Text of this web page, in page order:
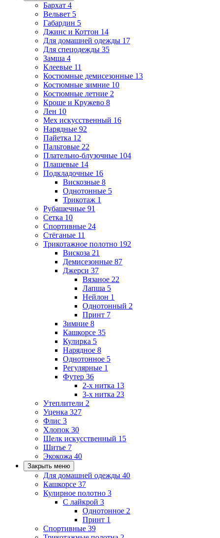
Бархат 4
Вельвет 5
Габардин 5
Джинс и Коттон 14
Для домашней одежды 17
Для спецодежды 35
Замша 4
Клеевые 11
Костюмные демисезонные 13
Костюмные зимние 10
Костюмные летние 2
Кроше и Кружево 8
Лен 10
Мех искусственный 16
Нарядные 92
Пайетка 12
Пальтовые 22
Плательно-блузочные 104
Плащевые 14
Подкладочные 16
Вискозные 8
Однотонные 5
Трикотаж 1
Рубашечные 91
Сетка 10
Спортивные 24
Стёганые 11
Трикотажное полотно 192
Вискоза 21
Демисезонные 87
Джерси 37
Вязаное 22
Лапша 5
Нейлон 1
Однотонный 2
Принт 7
Зимние 8
Кашкорсе 35
Кулирка 5
Нарядное 8
Однотонное 5
Регулярные 1
Футер 36
2-х нитка 13
3-х нитка 23
Утеплители 2
Уценка 327
Флис 3
Хлопок 30
Шелк искусственный 15
Шитье 7
Экокожа 40
Закрыть меню
Для домашней одежды 40
Кашкорсе 37
Кулирное полотно 3
С лайкрой 3
Однотонное 2
Принт 1
Спортивные 39